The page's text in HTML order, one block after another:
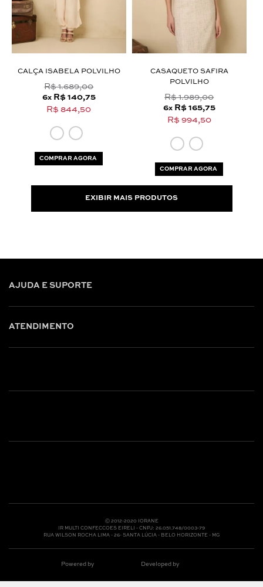
CALÇA ISABELA POLVILHO
R$ 1.689,00
6x R$ 140,75
R$ 844,50
COMPRAR AGORA
CASAQUETO SAFIRA
POLVILHO
R$ 1.989,00
6x R$ 165,75
R$ 994,50
COMPRAR AGORA
EXIBIR MAIS PRODUTOS
AJUDA E SUPORTE
ATENDIMENTO
Nossas Lojas
Ⓒ 2012-2020 IORANE
IR MULTI CONFECCOES EIRELI - CNPJ: 26.051.748/0003-79
RUA WILSON ROCHA LIMA - 26- SANTA LÚCIA - BELO HORIZONTE - MG
Powered by Developed by